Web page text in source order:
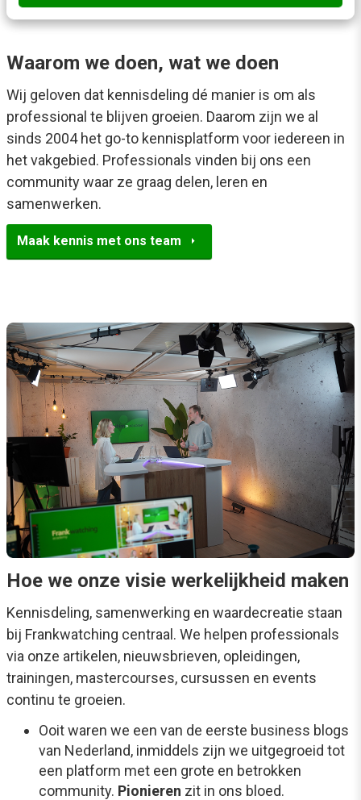
Waarom we doen, wat we doen
Wij geloven dat kennisdeling dé manier is om als
professional te blijven groeien. Daarom zijn we al
sinds 2004 het go-to kennisplatform voor iedereen in
het vakgebied. Professionals vinden bij ons een
community waar ze graag delen, leren en
samenwerken.
Maak kennis met ons team arrow_right
Hoe we onze visie werkelijkheid maken
Kennisdeling, samenwerking en waardecreatie staan
bij Frankwatching centraal. We helpen professionals
via onze artikelen, nieuwsbrieven, opleidingen,
trainingen, mastercourses, cursussen en events
continu te groeien.
Ooit waren we een van de eerste business blogs
van Nederland, inmiddels zijn we uitgegroeid tot
een platform met een grote en betrokken
community. Pionieren zit in ons bloed.